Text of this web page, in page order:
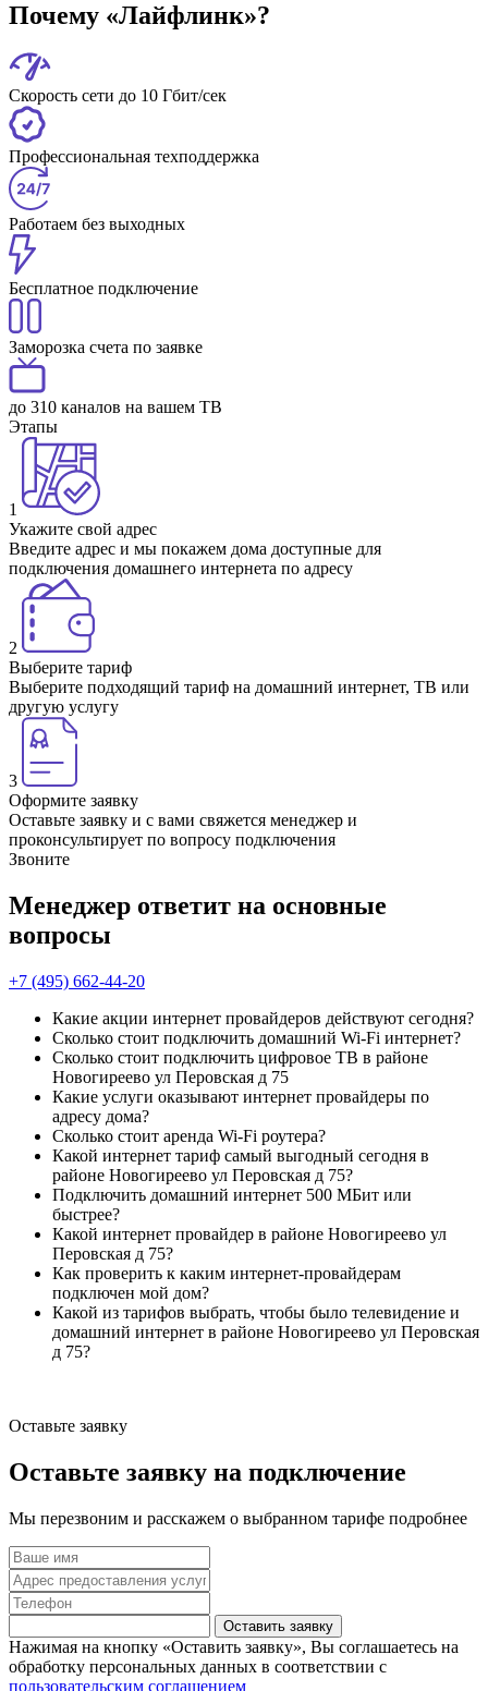
Почему «Лайфлинк»?
Скорость сети до 10 Гбит/сек
Профессиональная техподдержка
Работаем без выходных
Бесплатное подключение
Заморозка счета по заявке
до 310 каналов на вашем ТВ
Этапы
1
Укажите свой адрес
Введите адрес и мы покажем дома доступные для
подключения домашнего интернета по адресу
2
Выберите тариф
Выберите подходящий тариф на домашний интернет, ТВ или
другую услугу
3
Оформите заявку
Оставьте заявку и с вами свяжется менеджер и
проконсультирует по вопросу подключения
Звоните
Менеджер ответит на основные
вопросы
+7 (495) 662-44-20
Какие акции интернет провайдеров действуют сегодня?
Сколько стоит подключить домашний Wi-Fi интернет?
Сколько стоит подключить цифровое ТВ в районе
Новогиреево ул Перовская д 75
Какие услуги оказывают интернет провайдеры по
адресу дома?
Сколько стоит аренда Wi-Fi роутера?
Какой интернет тариф самый выгодный сегодня в
районе Новогиреево ул Перовская д 75?
Подключить домашний интернет 500 МБит или
быстрее?
Какой интернет провайдер в районе Новогиреево ул
Перовская д 75?
Как проверить к каким интернет-провайдерам
подключен мой дом?
Какой из тарифов выбрать, чтобы было телевидение и
домашний интернет в районе Новогиреево ул Перовская
д 75?
Оставьте заявку
Оставьте заявку на подключение
Мы перезвоним и расскажем о выбранном тарифе подробнее
Оставить заявку
Нажимая на кнопку «Оставить заявку», Вы соглашаетесь на
обработку персональных данных в соответствии с
пользовательским соглашением